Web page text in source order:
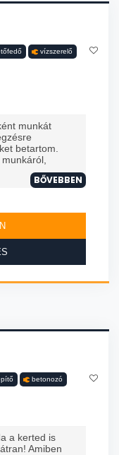
vízszerelő
munkát
betartom.
BŐVEBBEN
betonozó
a kerted is
Amiben